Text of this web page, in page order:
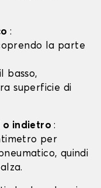
:
la parte
basso,
superficie di
o indietro:
per
quindi